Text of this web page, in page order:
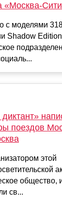
«Москва-
с моделями
Shadow Edition
поездов
этой
общество,
св...